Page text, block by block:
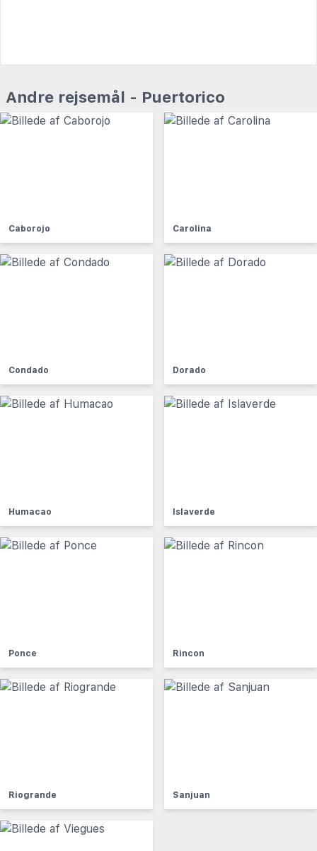
Andre rejsemål - Puertorico
Caborojo Carolina
Condado Dorado
Humacao Islaverde
Ponce Rincon
Riogrande Sanjuan